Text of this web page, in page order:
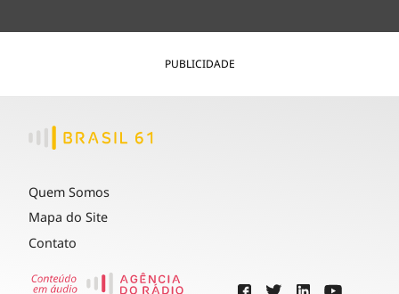
PUBLICIDADE
Quem Somos
Mapa do Site
Contato